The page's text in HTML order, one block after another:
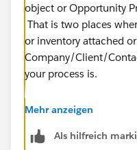
object or Opportunity
That is two places
or inventory attached
Company/Client/
your process is.
Does any of that sound
Mehr anzeigen
Als hilfreich